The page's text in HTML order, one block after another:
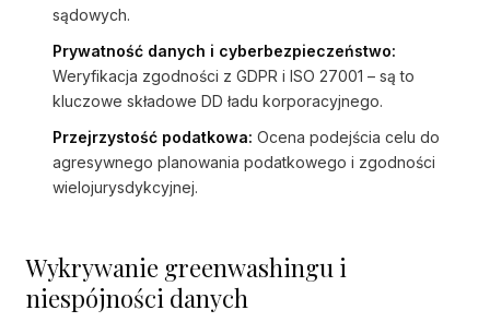
sądowych.
Prywatność danych i cyberbezpieczeństwo:
Weryfikacja zgodności z GDPR i ISO 27001 – są to
kluczowe składowe DD ładu korporacyjnego.
Przejrzystość podatkowa: Ocena podejścia celu do
agresywnego planowania podatkowego i zgodności
wielojurysdykcyjnej.
Wykrywanie greenwashingu i
niespójności danych